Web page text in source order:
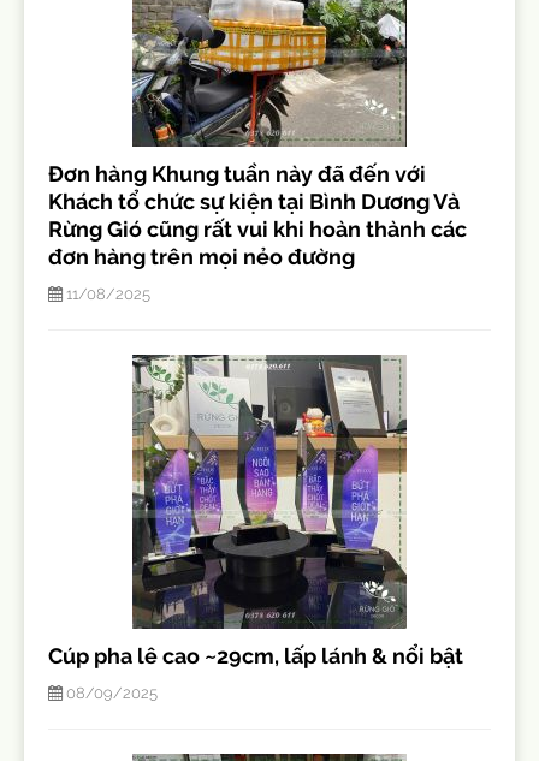
Đơn hàng Khung tuần này đã đến với
Khách tổ chức sự kiện tại Bình Dương Và
Rừng Gió cũng rất vui khi hoàn thành các
đơn hàng trên mọi nẻo đường
11/08/2025
Cúp pha lê cao ~29cm, lấp lánh & nổi bật
08/09/2025